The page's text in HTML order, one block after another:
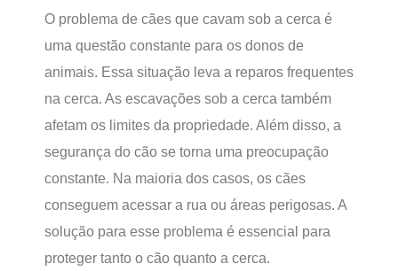
O problema de cães que cavam sob a cerca é
uma questão constante para os donos de
animais. Essa situação leva a reparos frequentes
na cerca. As escavações sob a cerca também
afetam os limites da propriedade. Além disso, a
segurança do cão se torna uma preocupação
constante. Na maioria dos casos, os cães
conseguem acessar a rua ou áreas perigosas. A
solução para esse problema é essencial para
proteger tanto o cão quanto a cerca.